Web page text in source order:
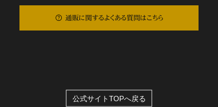
通販に関するよくある質問はこちら
公式サイトTOPへ戻る